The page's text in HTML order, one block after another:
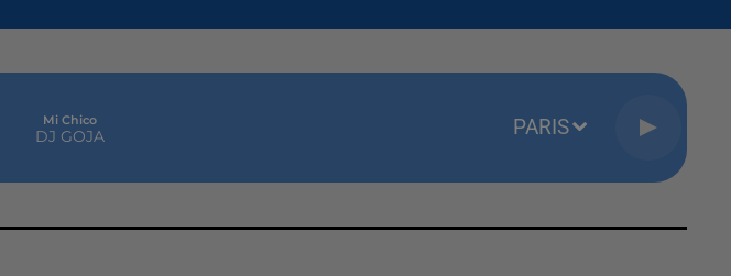
Mi Chico
DJ GOJA PARIS